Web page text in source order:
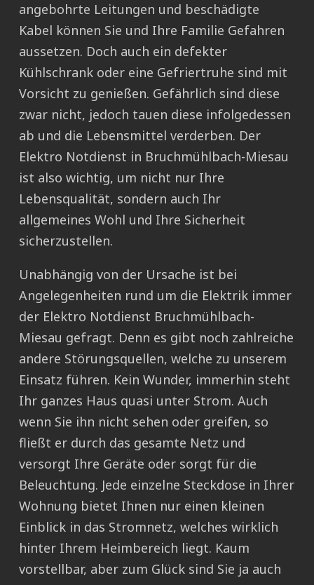
angebohrte Leitungen und beschädigte
Kabel können Sie und Ihre Familie Gefahren
aussetzen. Doch auch ein defekter
Kühlschrank oder eine Gefriertruhe sind mit
Vorsicht zu genießen. Gefährlich sind diese
zwar nicht, jedoch tauen diese infolgedessen
ab und die Lebensmittel verderben. Der
Elektro Notdienst in Bruchmühlbach-Miesau
ist also wichtig, um nicht nur Ihre
Lebensqualität, sondern auch Ihr
allgemeines Wohl und Ihre Sicherheit
sicherzustellen.
Unabhängig von der Ursache ist bei
Angelegenheiten rund um die Elektrik immer
der Elektro Notdienst Bruchmühlbach-
Miesau gefragt. Denn es gibt noch zahlreiche
andere Störungsquellen, welche zu unserem
Einsatz führen. Kein Wunder, immerhin steht
Ihr ganzes Haus quasi unter Strom. Auch
wenn Sie ihn nicht sehen oder greifen, so
fließt er durch das gesamte Netz und
versorgt Ihre Geräte oder sorgt für die
Beleuchtung. Jede einzelne Steckdose in Ihrer
Wohnung bietet Ihnen nur einen kleinen
Einblick in das Stromnetz, welches wirklich
hinter Ihrem Heimbereich liegt. Kaum
vorstellbar, aber zum Glück sind Sie ja auch